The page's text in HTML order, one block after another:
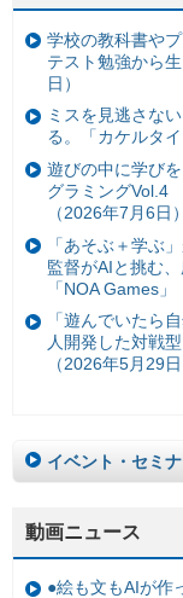
学校の教科書や
テスト勉強から
日）
ミスを見逃さな
る。「カケルタ
遊びの中に学び
グラミングVol.4
（2026年7月6日）
「あそぶ＋学ぶ
監督がAIと挑む
「NOA Games」
「遊んでいたら
人開発した対戦
（2026年5月29日
イベント・セミ
動画ニュース
●絵も文もAIが作